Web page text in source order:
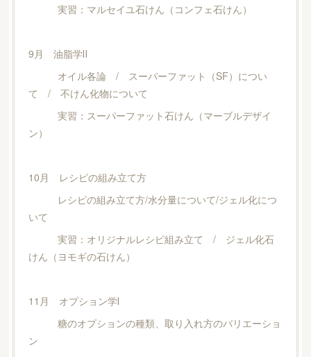
実習：マルセイユ石けん（コンフェ石けん）
9月 油脂学Ⅱ
オイル各論 / スーパーファット（SF）につい
て / 不けん化物について
実習：スーパーファット石けん（マーブルデザイ
ン）
10月 レシピの組み立て方
レシピの組み立て方/水分量について/ジェル化につ
いて
実習：オリジナルレシピ組み立て / ジェル化石
けん（ヨモギの石けん）
11月 オプション学Ⅰ
糖のオプションの種類、取り入れ方のバリエーショ
ン